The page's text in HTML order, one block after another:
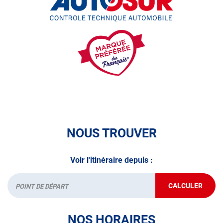
roues, quad, voiturette, voiture sans permis)
N’attendez plus pour votre sécurité et faire vérifier votre
véhicule : Prenez RDV dans votrecentre de contrôle
NOUS TROUVER
Voir l'itinéraire depuis :
Départ CALCULER
JUSQU'AU
POINT
NOS HORAIRES